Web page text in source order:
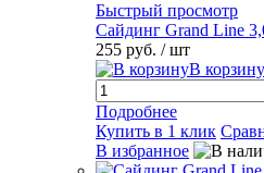
Быстрый просмотр
Сайдинг Grand Line
255 руб. / шт
В корзину
Подробнее
Купить в 1 клик
В избранное